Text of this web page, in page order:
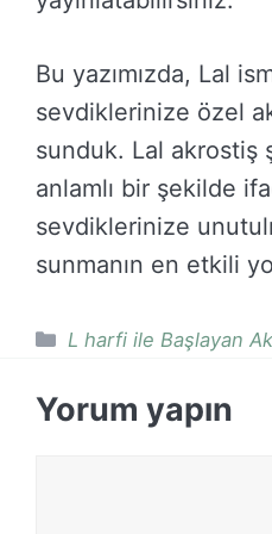
Bu yazımızda, Lal
sevdiklerinize özel
sunduk. Lal akrostiş
anlamlı bir şekilde
sevdiklerinize
sunmanın en etkili
Kategoriler
L harfi ile Başlayan
Yorum yapın